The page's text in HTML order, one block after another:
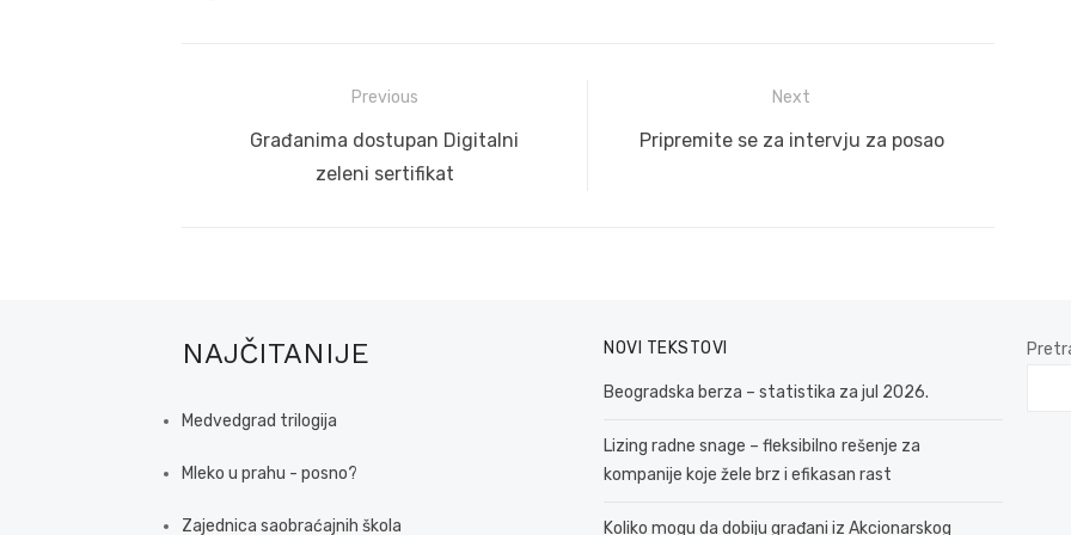
navigation
Previous
Previous
Građanima dostupan Digitalni
zeleni sertifikat
Next
Next
Pripremite se za intervju za posao
NAJČITANIJE
Medvedgrad trilogija
Mleko u prahu - posno?
Zajednica saobraćajnih škola
NOVI TEKSTOVI
Beogradska berza – statistika za jul 2026.
Lizing radne snage – fleksibilno rešenje za
kompanije koje žele brz i efikasan rast
Koliko mogu da dobiju građani iz Akcionarskog